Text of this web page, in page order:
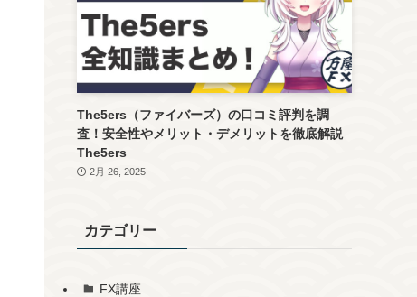
The5ers（ファイバーズ）の口コミ評判を調
査！安全性やメリット・デメリットを徹底解説
The5ers
2月 26, 2025
カテゴリー
FX講座